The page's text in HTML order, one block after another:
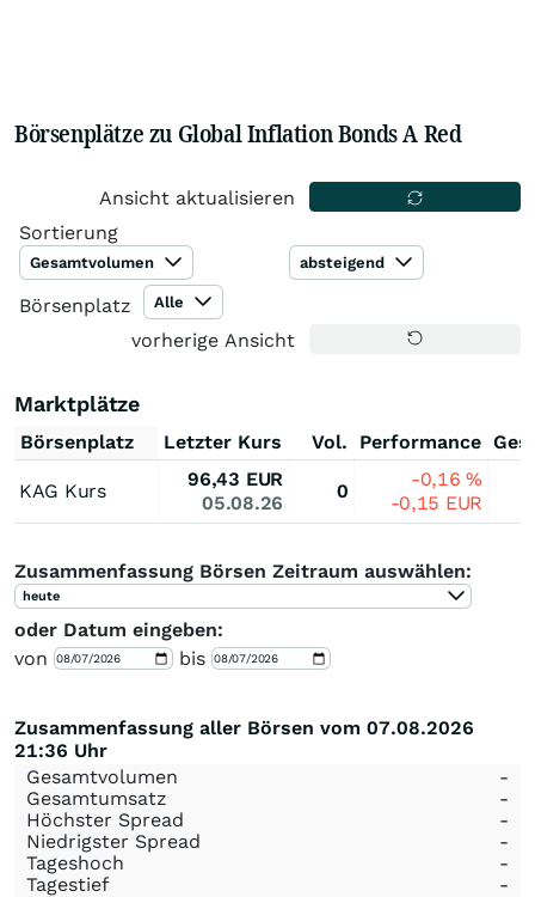
Börsenplätze zu Global Inflation Bonds A Red
Ansicht aktualisieren
Sortierung
Gesamtvolumen absteigend
Börsenplatz Alle
vorherige Ansicht
Marktplätze
Börsenplatz Letzter Kurs Vol. Performance
KAG Kurs
96,43 EUR
05.08.26
0
-0,16%
-0,15 EUR
Zusammenfassung Börsen Zeitraum auswählen:
heute
oder Datum eingeben:
von
bis
Zusammenfassung aller Börsen vom 07.08.2026
21:36 Uhr
Gesamtvolumen
-
Gesamtumsatz
-
Höchster Spread
-
Niedrigster Spread
-
Tageshoch
-
Tagestief
-